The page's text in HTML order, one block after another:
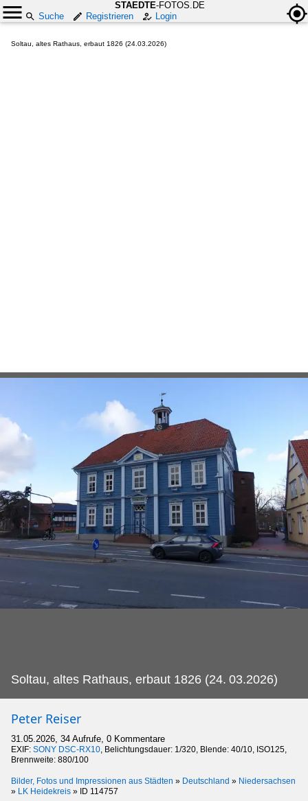
STAEDTE-FOTOS.DE
Suche
Registrieren Login
Soltau, altes Rathaus, erbaut 1826 (24.03.2026)
Soltau, altes Rathaus, erbaut 1826 (24. 03.2026)
Peter Reiser
31.05.2026, 34 Aufrufe, 0 Kommentare
EXIF: SONY DSC-RX10, Belichtungsdauer: 1/320, Blende: 40/10, ISO125,
Brennweite: 880/100
Bilder, Fotos und Impressionen aus Städten » Deutschland » Niedersachsen
» LK Heidekreis » ID 114757